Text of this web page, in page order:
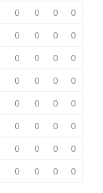
0 0 0
0
0 0 0
0
0 0 0
0
0 0 0
0
0 0 0
0
0 0 0
0
0 0 0
0
0 0 0 0